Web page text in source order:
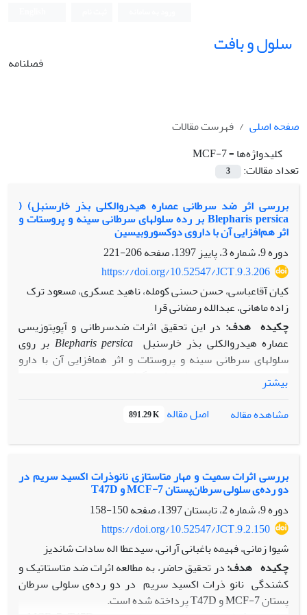
سلول و بافت
فصلنامه
صفحه اصلی
فهرست مقالات
کلیدواژه‌ها =MCF-7
تعداد مقالات:
3
بررسی اثر ضد سرطانی عصاره هیدروالکلی بذر خارسنبل) (
Blepharis persica بر رده سلول‫های سرطانی سینه‌ و پروستات و
اثر هم‌افزایی آن با داروی دوکسوروبیسین‬‬
دوره 9، شماره 3، پاییز 1397، صفحه
206-221
https://doi.org/10.52547/JCT.9.3.206
کیان آقاعباسی، حسن حسنی کومله، ناهید عسکری، مسعود ترک
زاده ماهانی، عبدالله رمضانی قرا
چکیده هدف: در این تحقیق اثرات ضد­سرطانی و آپوپتوزیسی
عصاره هیدروالکلی بذر خارسنبل Blepharis persica بر روی
سلول­های سرطانی سینه­ و پروستات و اثر هم­افزایی آن با دارو
دوکسوروبیسین مورد مطالعه قرار گرفت.
مواد و روش­ها:
های (315/0و 625/0 میلی­گرم بر میلی­لیتر) تهیه شد. سلول‫های
فیبروبلاست ­(SKM)کشت داده شدند. درصد زنده­مانی رده‫های
سلولی با تست­­MTT اندازه­گیری و میزان آپوپتوزیس در رده­های
سلولی از روش Annexin/PI سنجیده شد و بررسی بیان ژن
BCL2
­ در مدت 24 و 48­ ساعت با روش quantitative RT-PCR
(RT-qPCR) Real-Timeصورت گرفت.
نتایج:عصاره به­ترتیب بر رده­های سلولی پروستات، پستان و
فیبروبلاست بیشترین اثر­ بازدارندگی رشد را نشان­ داد. اثر
ترکیبی دوکسوروبیسین با عصاره در هر سه رده سلولی با کنترل
بیشتر
مشاهده مقاله
اصل مقاله 891.29 K
بررسی اثرات سمیت و مهار متاستازی نانوذرات‌ اکسید سریم در
دو رده‌ی ‌سلولی سرطان‌پستان MCF-7 و T47D
دوره 9، شماره 2، تابستان 1397، صفحه
150-158
https://doi.org/10.52547/JCT.9.2.150
شیوا زمانی، فهیمه باغبانی آرانی، سیدعطا اله سادات شاندیز
چکیده هدف:در تحقیق حاضر، به مطالعه اثرات ضد متاستاتیک و
کشندگی نانو ذرات اکسید سریم در دو رده‌ی سلولی سرطان
پستان MCF-7 و T47D پرداخته شده است.